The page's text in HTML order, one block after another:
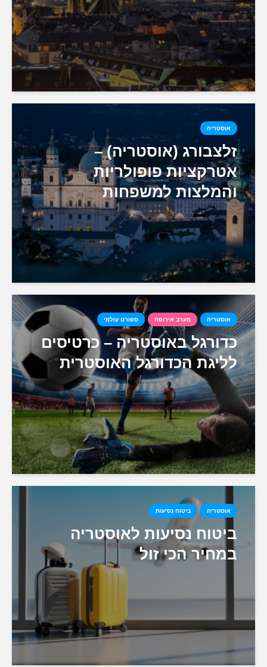
אוסטריה
זלצבורג (אוסטריה) –
אטרקציות פופולריות
והמלצות למשפחות
אוסטריה מערב אירופה ספורט עולמי
כדורגל באוסטריה – כרטיסים
לליגת הכדורגל האוסטרית
אוסטריה ביטוח נסיעות
ביטוח נסיעות לאוסטריה
במחיר הכי זול